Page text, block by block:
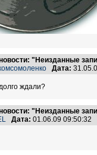
"Неизданные
Дата:
ждали?
"Неизданные
Дата: 01.06.09 09:50:32